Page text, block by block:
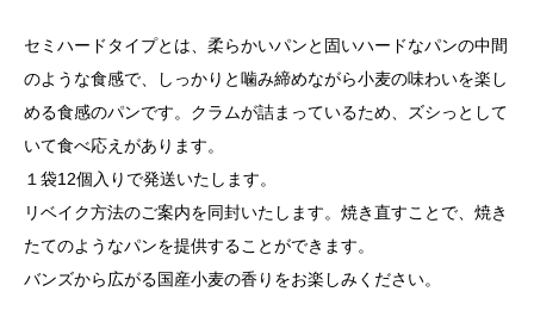
セミハードタイプとは、柔らかいパンと固いハードなパンの中間
のような食感で、しっかりと噛み締めながら小麦の味わいを楽し
める食感のパンです。クラムが詰まっているため、ズシっとして
いて食べ応えがあります。
１袋12個入りで発送いたします。
リベイク方法のご案内を同封いたします。焼き直すことで、焼き
たてのようなパンを提供することができます。
バンズから広がる国産小麦の香りをお楽しみください。